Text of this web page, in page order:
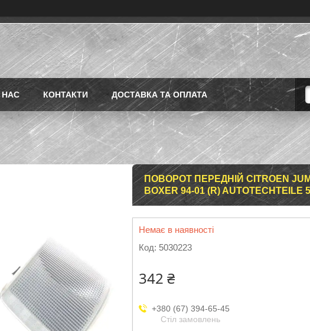
НАС КОНТАКТИ ДОСТАВКА ТА ОПЛАТА
ПОВОРОТ ПЕРЕДНІЙ CITROEN
BOXER 94-01 (R) AUTOTECHTEILE
Немає в наявності
Код: 5030223
342 ₴
+380 (67) 394-65-45
Стіл замовлень